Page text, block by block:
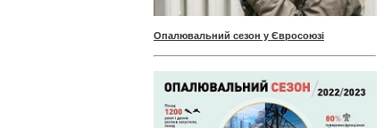
Опалювальний сезон у Євросоюзі